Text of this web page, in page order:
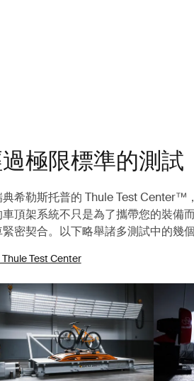
極限標準的測試
典希勒斯托普的 Thule Test Center™
頂架系統不只是為了攜帶您的裝備
密契合。以下略舉諸多測試中的幾
Thule Test Center